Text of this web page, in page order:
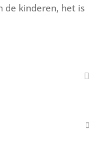
de kinderen, het is